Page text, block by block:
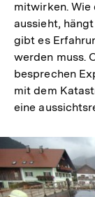
mitwirken. Wie
aussieht,
gibt es
werden muss.
besprechen
mit dem
eine